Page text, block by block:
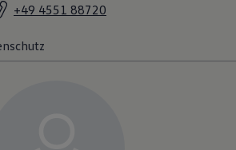
+49 4551 88720